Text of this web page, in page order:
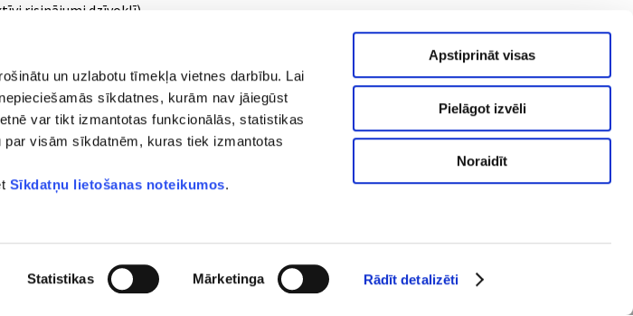
un uzlabotu tīmekļa vietnes darbību. Lai
sīkdatnes, kurām nav jāiegūst
var tikt izmantotas funkcionālās, statistikas
visām sīkdatnēm, kuras tiek izmantotas
Sīkdatņu lietošanas noteikumos.
Statistikas Mārketinga Rādīt detalizēti
Apstiprināt visas
Pielāgot izvēli
Noraidīt
risinājumi dzīvoklī)
© A/S "RĪGAS SILTUMS" 2021